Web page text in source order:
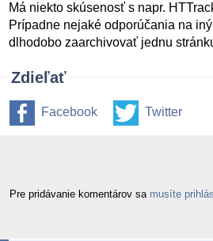
Má niekto skúsenosť s napr.
Prípadne nejaké odporúčania na
dlhodobo zaarchivovať jednu
Zdieľať
Facebook Twitter
Pre pridávanie komentárov sa musíte